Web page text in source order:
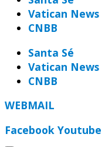
Vatican News
CNBB
Santa Sé
Vatican News
CNBB
WEBMAIL
Facebook Youtube